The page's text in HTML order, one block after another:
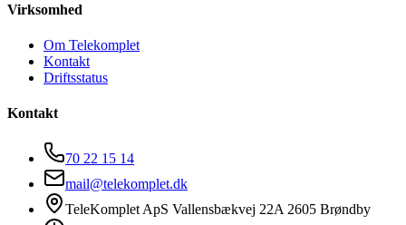
Virksomhed
Om Telekomplet
Kontakt
Driftsstatus
Kontakt
70 22 15 14
mail@telekomplet.dk
TeleKomplet ApS Vallensbækvej 22A 2605 Brøndby